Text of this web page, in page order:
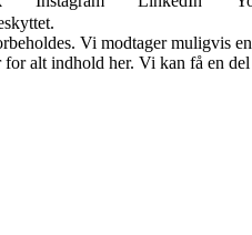
Vi modtager muligvis
alt indhold her. Vi kan få en